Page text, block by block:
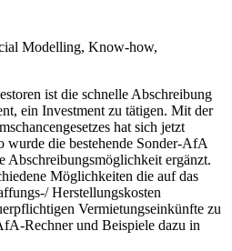
Modelling, Know-how,
ist die schnelle Abschreibung
ein Investment zu tätigen. Mit der
hat sich jetzt
wurde die bestehende Sonder-AfA
Abschreibungsmöglichkeit ergänzt.
Möglichkeiten die auf das
Herstellungskosten
Vermietungseinkünfte zu
Rechner und Beispiele dazu in